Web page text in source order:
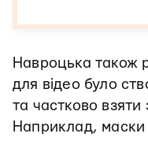
Навроцька також
для відео було
та частково взяти
Наприклад,